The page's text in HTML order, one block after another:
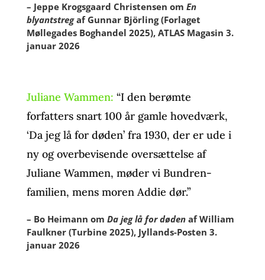
– Jeppe Krogsgaard Christensen om En
blyantstregaf Gunnar Björling (Forlaget
Møllegades Boghandel 2025), ATLAS Magasin 3.
januar 2026
Juliane Wammen: “I den berømte
forfatters snart 100 år gamle hovedværk,
‘Da jeg lå for døden’ fra 1930, der er ude i
ny og overbevisende oversættelse af
Juliane Wammen, møder vi Bundren-
familien, mens moren Addie dør.”
– Bo Heimann om Da jeg lå for dødenaf William
Faulkner (Turbine 2025), Jyllands-Posten 3.
januar 2026